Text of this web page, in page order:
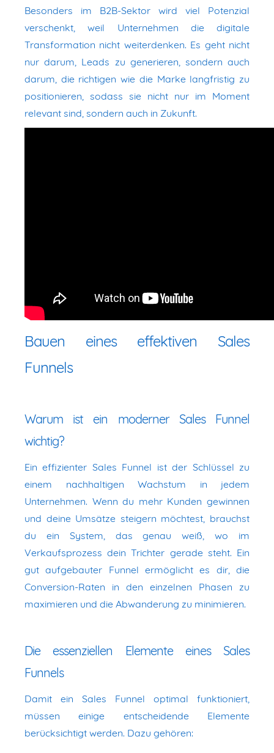
Besonders im B2B-Sektor wird viel Potenzial
verschenkt, weil Unternehmen die digitale
Transformation nicht weiterdenken. Es geht nicht
nur darum, Leads zu generieren, sondern auch
darum, die richtigen wie die Marke langfristig zu
positionieren, sodass sie nicht nur im Moment
relevant sind, sondern auch in Zukunft.
Bauen eines effektiven Sales
Funnels
Warum ist ein moderner Sales Funnel
wichtig?
Ein effizienter Sales Funnel ist der Schlüssel zu
einem nachhaltigen Wachstum in jedem
Unternehmen. Wenn du mehr Kunden gewinnen
und deine Umsätze steigern möchtest, brauchst
du ein System, das genau weiß, wo im
Verkaufsprozess dein Trichter gerade steht. Ein
gut aufgebauter Funnel ermöglicht es dir, die
Conversion-Raten in den einzelnen Phasen zu
maximieren und die Abwanderung zu minimieren.
Die essenziellen Elemente eines Sales
Funnels
Damit ein Sales Funnel optimal funktioniert,
müssen einige entscheidende Elemente
berücksichtigt werden. Dazu gehören: